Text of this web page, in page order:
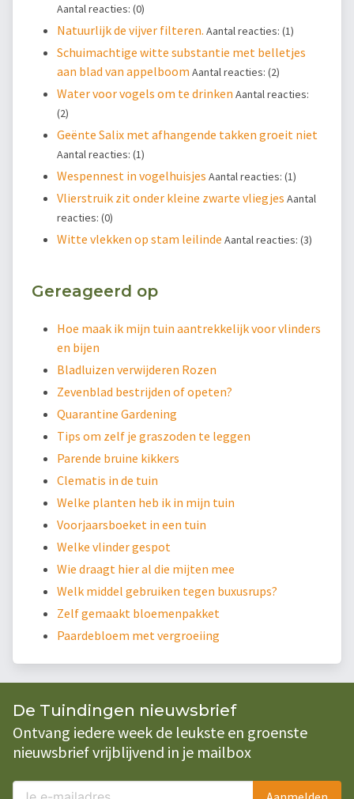
Aantal reacties: (0)
Natuurlijk de vijver filteren. Aantal reacties: (1)
Schuimachtige witte substantie met belletjes
aan blad van appelboom Aantal reacties: (2)
Water voor vogels om te drinken Aantal reacties:
(2)
Geënte Salix met afhangende takken groeit niet
Aantal reacties: (1)
Wespennest in vogelhuisjes Aantal reacties: (1)
Vlierstruik zit onder kleine zwarte vliegjes Aantal
reacties: (0)
Witte vlekken op stam leilinde Aantal reacties: (3)
Gereageerd op
Hoe maak ik mijn tuin aantrekkelijk voor vlinders
en bijen
Bladluizen verwijderen Rozen
Zevenblad bestrijden of opeten?
Quarantine Gardening
Tips om zelf je graszoden te leggen
Parende bruine kikkers
Clematis in de tuin
Welke planten heb ik in mijn tuin
Voorjaarsboeket in een tuin
Welke vlinder gespot
Wie draagt hier al die mijten mee
Welk middel gebruiken tegen buxusrups?
Zelf gemaakt bloemenpakket
Paardebloem met vergroeiing
De Tuindingen nieuwsbrief
Ontvang iedere week de leukste en groenste
nieuwsbrief vrijblijvend in je mailbox